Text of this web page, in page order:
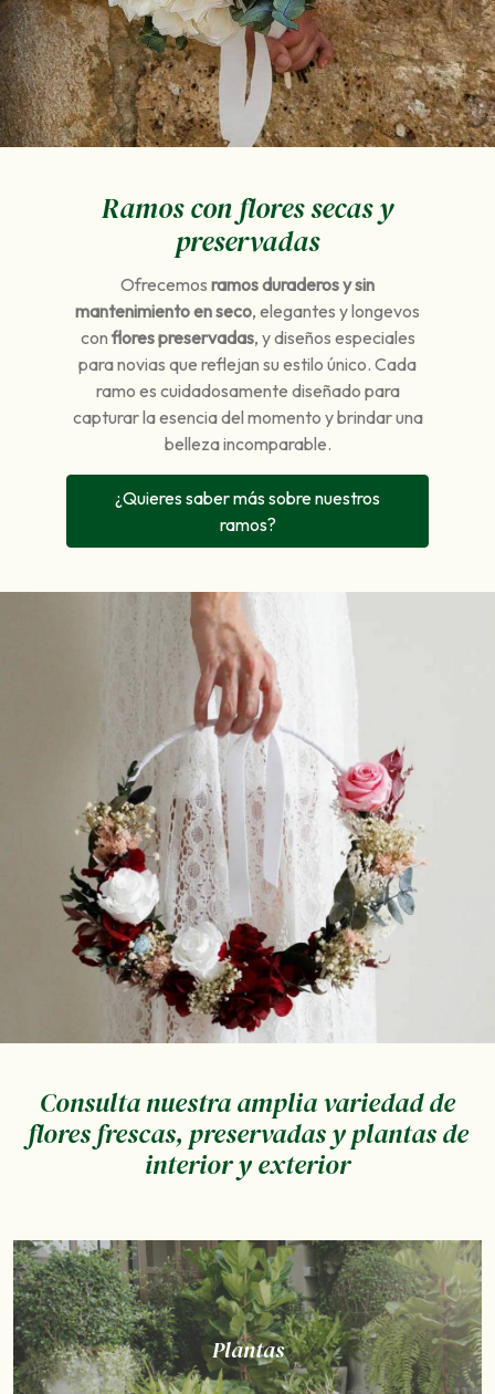
Ramos con flores secas y
preservadas
Ofrecemos ramos duraderos y sin
mantenimiento en seco, elegantes y longevos
conflores preservadas, y diseños especiales
para novias que reflejan su estilo único. Cada
ramo es cuidadosamente diseñado para
capturar la esencia del momento y brindar una
belleza incomparable.
¿Quieres saber más sobre nuestros
ramos?
Consulta nuestra amplia variedad de
flores frescas, preservadas y plantas de
interior y exterior
Plantas